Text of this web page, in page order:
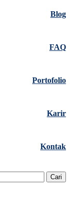
Blog
FAQ
Portofolio
Karir
Kontak